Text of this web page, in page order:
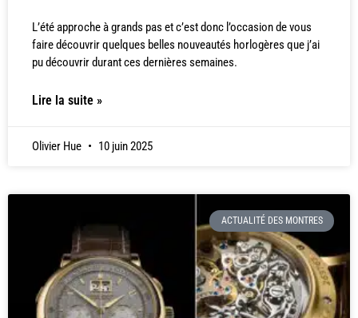
L’été approche à grands pas et c’est donc l’occasion de vous
faire découvrir quelques belles nouveautés horlogères que j’ai
pu découvrir durant ces dernières semaines.
Lire la suite »
Olivier Hue 10 juin 2025
ACTUALITÉ DES MONTRES